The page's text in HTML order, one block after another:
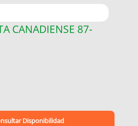
CANADIENSE 87-
Disponibilidad